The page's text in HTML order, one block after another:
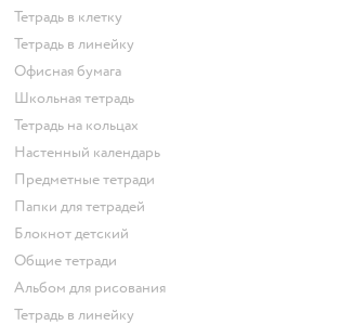
Тетрадь в клетку
Тетрадь в линейку
Офисная бумага
Школьная тетрадь
Тетрадь на кольцах
Настенный календарь
Предметные тетради
Папки для тетрадей
Блокнот детский
Общие тетради
Альбом для рисования
Тетрадь в линейку